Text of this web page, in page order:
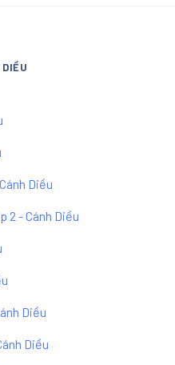
Diều
2 - Cánh Diều
Diều
Diều